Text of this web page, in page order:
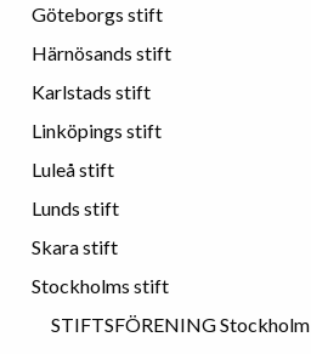
Göteborgs stift
Härnösands stift
Karlstads stift
Linköpings stift
Luleå stift
Lunds stift
Skara stift
Stockholms stift
STIFTSFÖRENING Stockholm